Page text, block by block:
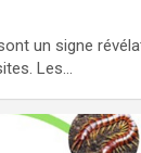
un signe
Les…